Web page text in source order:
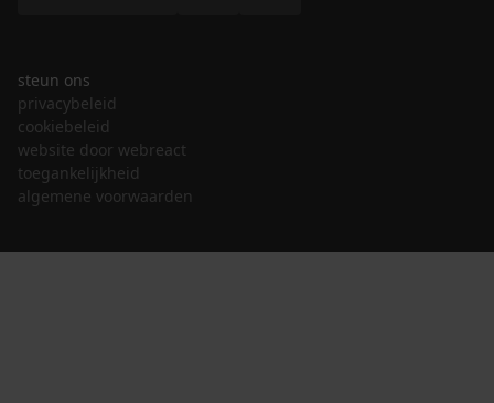
steun ons
privacybeleid
cookiebeleid
website door webreact
toegankelijkheid
algemene voorwaarden